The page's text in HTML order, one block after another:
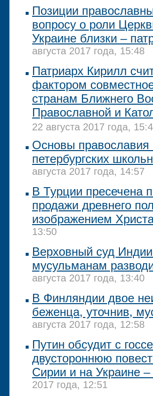
Позиции
вопросу о роли
Украине близки –
августа 2017 года, 15:48
Патриарх Кирилл
фактором
странам Ближнего
Православной и
22 августа 2017 года,
Основы
петербургских
августа 2017 года, 14:57
В Турции пресечена
продажи древнего
изображением
13:50
Верховный суд
мусульманам
августа 2017 года, 13:40
В Финляндии двое
беженца, уточнив,
августа 2017 года, 12:58
Путин обсудит с
двустороннюю
Сирии и на Украине
2017 года, 12:51